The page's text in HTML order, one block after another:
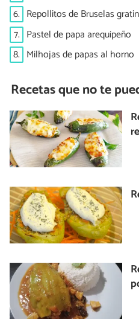
6. Repollitos de Bruselas
7. Pastel de papa arequipeño
8. Milhojas de papas al horno
Recetas que no te